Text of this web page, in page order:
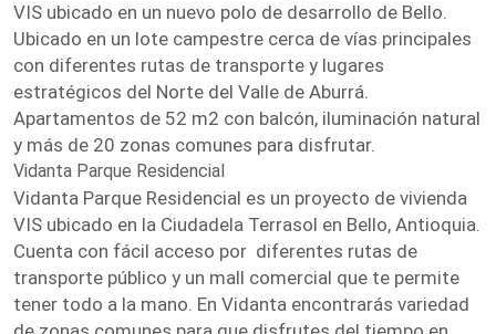
VIS ubicado en un nuevo polo de desarrollo de Bello.
Ubicado en un lote campestre cerca de vías principales
con diferentes rutas de transporte y lugares
estratégicos del Norte del Valle de Aburrá.
Apartamentos de 52 m2 con balcón, iluminación natural
y más de 20 zonas comunes para disfrutar.
Vidanta Parque Residencial
Vidanta Parque Residencial es un proyecto de vivienda
VIS ubicado en la Ciudadela Terrasol en Bello, Antioquia.
Cuenta con fácil acceso por diferentes rutas de
transporte público y un mall comercial que te permite
tener todo a la mano. En Vidanta encontrarás variedad